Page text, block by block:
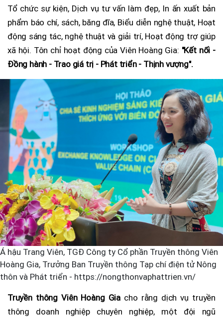
Tổ chức sự kiện, Dịch vụ tư vấn làm đẹp, In ấn xuất bản
phẩm báo chí, sách, băng đĩa, Biểu diễn nghệ thuật, Hoạt
động sáng tác, nghệ thuật và giải trí, Hoạt động trợ giúp
xã hội. Tôn chỉ hoạt động của Viên Hoàng Gia: "Kết nối -
Đồng hành - Trao giá trị - Phát triển - Thịnh vượng".
Á hậu Trang Viên, TGĐ Công ty Cổ phần Truyền thông Viên
Hoàng Gia, Trưởng Ban Truyền thông Tạp chí điện tử Nông
thôn và Phát triển - https://nongthonvaphattrien.vn/
Truyền thông Viên Hoàng Gia cho rằng dịch vụ truyền
thông doanh nghiệp chuyên nghiệp, một đội ngũ